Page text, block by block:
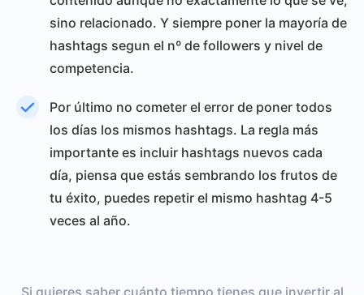
sino relacionado. Y siempre poner la mayoría de
hashtags segun el nº de followers y nivel de
competencia.
Por último no cometer el error de poner todos
los días los mismos hashtags. La regla más
importante es incluir hashtags nuevos cada
día, piensa que estás sembrando los frutos de
tu éxito, puedes repetir el mismo hashtag 4-5
veces al año.
Si quieres saber cuánto tiempo tienes que invertir al